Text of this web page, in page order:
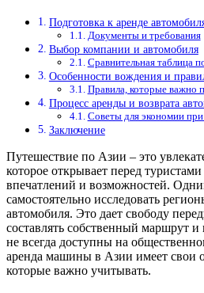
Подготовка к аренде
Документы и требования
Выбор компании и автомобиля
Сравнительная таблица
Особенности вождения и
Правила, которые важно
Процесс аренды и возврата
Советы для экономии
Заключение
Путешествие по Азии – это
которое открывает перед
впечатлений и возможностей.
самостоятельно исследовать
автомобиля. Это дает свободу
составлять собственный маршрут и
не всегда доступны на
аренда машины в Азии имеет свои
которые важно учитывать.